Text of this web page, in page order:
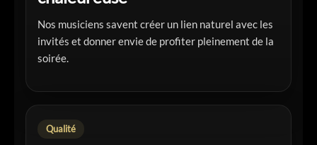
Nos musiciens savent créer un lien naturel avec les
invités et donner envie de profiter pleinement de la
soirée.
Qualité